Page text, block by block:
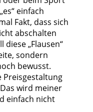
einfach
Fakt, dass sich
abschalten
diese „Flausen“
sondern
bewusst.
Preisgestaltung
wird meiner
einfach nicht